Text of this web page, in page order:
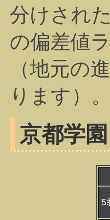
分けされ
の偏差値
（地元の
ります）。
京都学園
5